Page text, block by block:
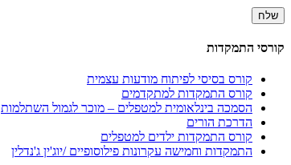
קורסי התמקדות
קורס בסיסי לפיתוח מודעות עצמית
קורס התמקדות למתקדמים
הסמכה בינלאומית למטפלים – מוכר לגמול השתלמות
הדרכת הורים
קורס התמקדות ילדים למטפלים
התמקדות וחמישה עקרונות פילוסופיים /יוג'ין ג'נדלין